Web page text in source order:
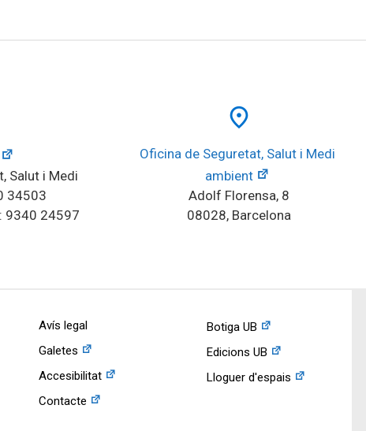
Salut i Medi
34503
9340 24597
place
Oficina de Seguretat, Salut i Medi
ambient
Adolf Florensa, 8
08028, Barcelona
Avís legal
Galetes
Accesibilitat
Contacte
Botiga UB
Edicions UB
Lloguer d'espais